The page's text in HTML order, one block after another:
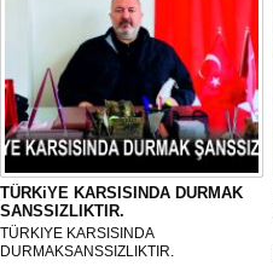
TÜRKiYE KARSISINDA DURMAK
SANSSIZLIKTIR.
TÜRKIYE KARSISINDA
DURMAKSANSSIZLIKTIR.